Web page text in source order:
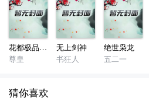
花都极品医神
尊皇
无上剑神
书狂人
绝世枭龙
五二一
猜你喜欢